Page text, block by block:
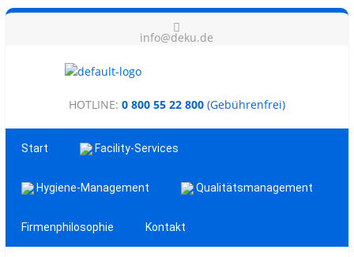
info@deku.de
HOTLINE: 0 800 55 22 800 (Gebührenfrei)
Start Facility-Services
Hygiene-Management Qualitätsmanagement
Firmenphilosophie Kontakt